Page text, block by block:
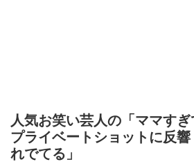
人気お笑い芸人の「ママすぎ
プライベートショットに反
れでてる」